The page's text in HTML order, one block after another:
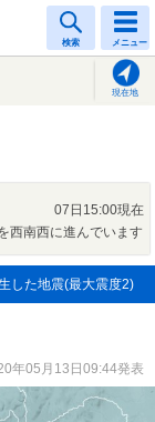
検索 メニュー
現在地
07日15:00現在
西南西に進んでいます
した地震(最大震度2)
年05月13日09:44発表